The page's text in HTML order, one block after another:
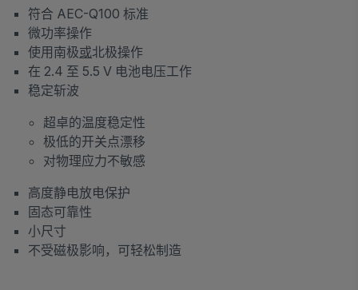
符合 AEC-Q100 标准
微功率操作
使用南极或北极操作
在 2.4 至 5.5 V 电池电压工作
稳定斩波
超卓的温度稳定性
极低的开关点漂移
对物理应力不敏感
高度静电放电保护
固态可靠性
小尺寸
不受磁极影响，可轻松制造